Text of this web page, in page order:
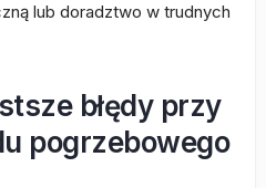
lub doradztwo w trudnych
błędy przy
pogrzebowego